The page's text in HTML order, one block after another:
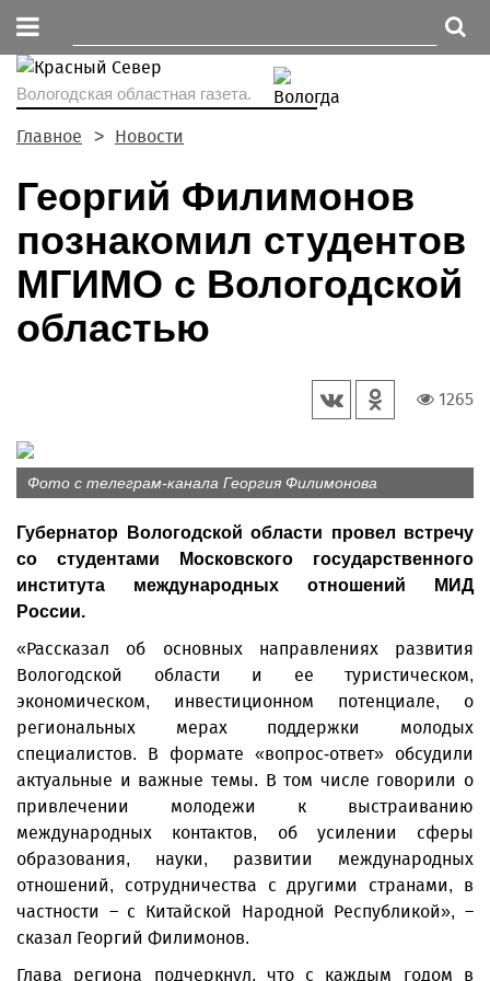
Вологодская областная газета.
Главное Новости
Георгий Филимонов
познакомил студентов
МГИМО с Вологодской
областью
1265
Фото с телеграм-канала Георгия Филимонова
Губернатор Вологодской области провел встречу
со студентами Московского государственного
института международных отношений МИД
России.
«Рассказал об основных направлениях развития
Вологодской области и ее туристическом,
экономическом, инвестиционном потенциале, о
региональных мерах поддержки молодых
специалистов. В формате «вопрос-ответ» обсудили
актуальные и важные темы. В том числе говорили о
привлечении молодежи к выстраиванию
международных контактов, об усилении сферы
образования, науки, развитии международных
отношений, сотрудничества с другими странами, в
частности – с Китайской Народной Республикой», –
сказал Георгий Филимонов.
Глава региона подчеркнул, что с каждым годом в